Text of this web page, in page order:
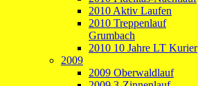
2010 Aktiv Laufen
2010 Treppenlauf
Grumbach
2010 10 Jahre LT Kurier
2009
2009 Oberwaldlauf